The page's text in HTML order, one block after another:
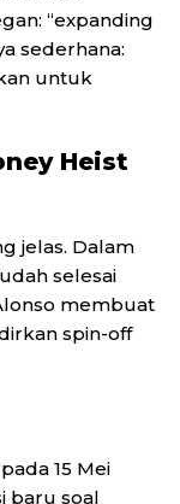
“expanding
sederhana:
untuk
Heist
jelas. Dalam
selesai
membuat
spin-off
15 Mei
baru soal